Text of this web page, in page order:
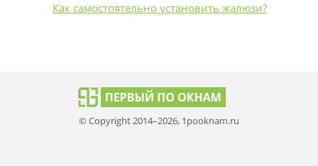
Как самостоятельно установить жалюзи?
© Copyright 2014–2026, 1pooknam.ru